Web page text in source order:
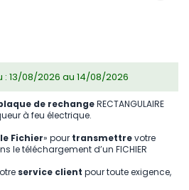
: 13/08/2026 au 14/08/2026
de rechangeRECTANGULAIRE
à feu électrique.
Fichier» pour transmettrevotre
le téléchargement d’un FICHIER
service client pour toute exigence,